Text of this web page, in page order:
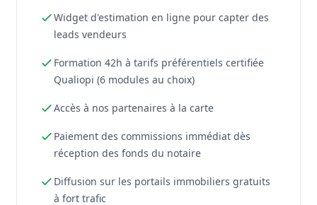
Widget d'estimation en ligne pour capter des
leads vendeurs
Formation 42h à tarifs préférentiels certifiée
Qualiopi (6 modules au choix)
Accès à nos partenaires à la carte
Paiement des commissions immédiat dès
réception des fonds du notaire
Diffusion sur les portails immobiliers gratuits
à fort trafic